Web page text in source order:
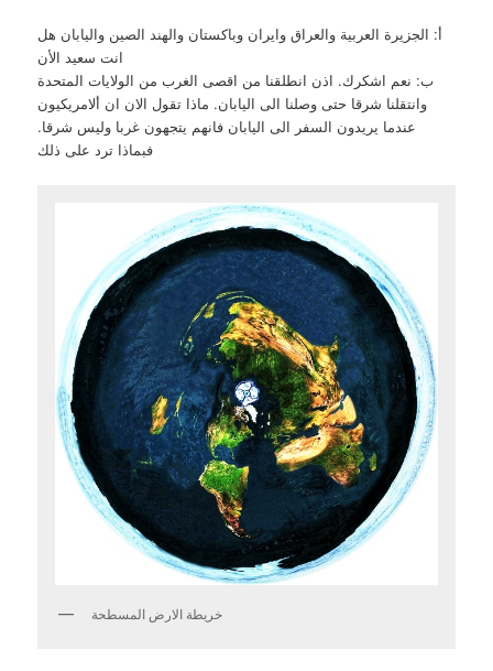
أ: الجزيرة العربية والعراق وايران وباكستان والهند الصين واليابان هل
انت سعيد الأن
ب: نعم اشكرك. اذن انطلقنا من اقصى الغرب من الولايات المتحدة
وانتقلنا شرقا حتى وصلنا الى اليابان. ماذا تقول الان ان ألامريكيون
عندما يريدون السفر الى اليابان فانهم يتجهون غربا وليس شرقا.
فبماذا ترد على ذلك
خريطة الارض المسطحة